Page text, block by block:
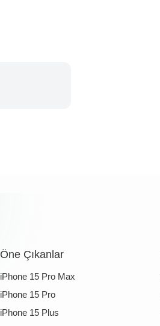
Öne Çıkanlar
iPhone 15 Pro Max
iPhone 15 Pro
iPhone 15 Plus